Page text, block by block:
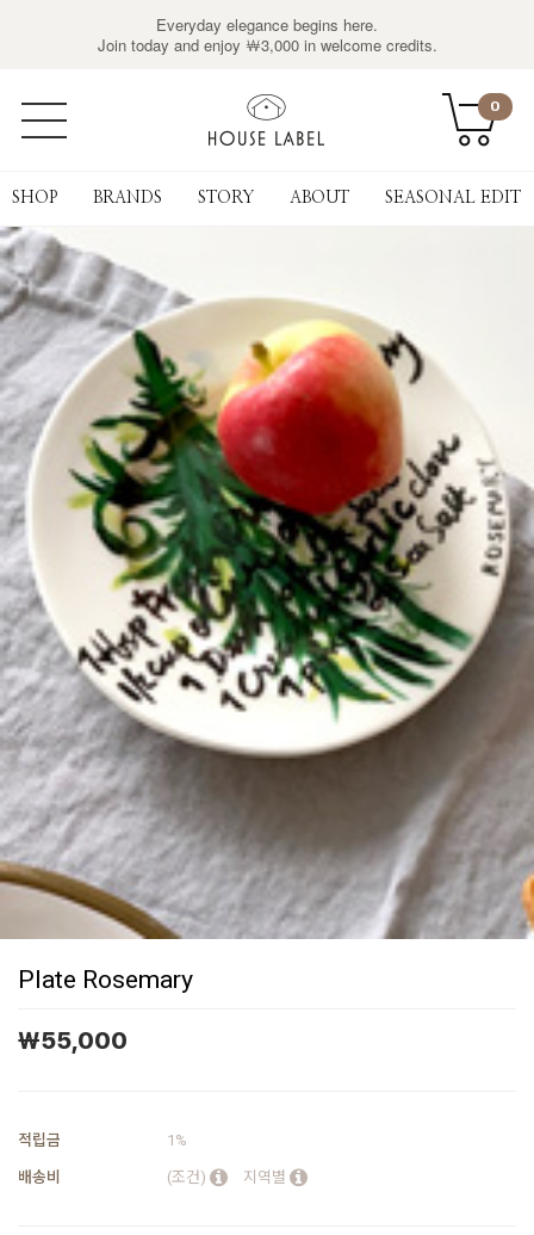
Everyday elegance begins here.
Join today and enjoy ￦3,000 in welcome credits.
0
SHOP BRANDS STORY ABOUT SEASONAL EDIT
Plate Rosemary
￦55,000
적립금
1%
배송비
(조건) 지역별